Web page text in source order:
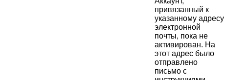
привязанный к
указанному адресу
электронной
почты, пока не
активирован. На
этот адрес было
отправлено
письмо с